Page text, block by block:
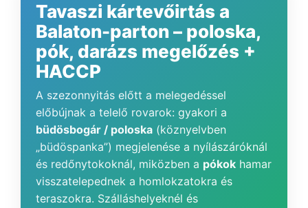
Tavaszi kártevőirtás a
Balaton-parton – poloska,
pók, darázs megelőzés +
HACCP
A szezonnyitás előtt a melegedéssel
előbújnak a telelő rovarok: gyakori a
büdösbogár / poloska (köznyelvben
„büdöspanka”) megjelenése a nyílászáróknál
és redőnytokoknál, miközben a pókok hamar
visszatelepednek a homlokzatokra és
teraszokra. Szálláshelyeknél és